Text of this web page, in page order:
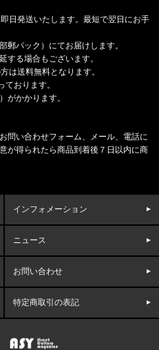
りがとうございます。
りがとうございます。
//15656
りがとうございます。
ライン
3PK LO
スリーブ CU1100
りがとうございます。
ブンブランド
ップ ヤンキ
りがとうございます。
日発送いたします。最短で翌日にお手
パック）にてお届けします。
する場合もございます。
は送料無料となります。
おります。
がかかります。
問い合わせフォーム、メール、電話に
が得られたら商品到着後７日以内に商
インフォメーション
ニュース
お問い合わせ
特定商取引の表記